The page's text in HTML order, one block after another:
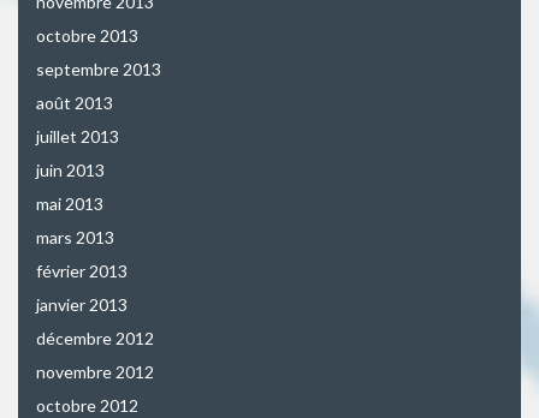
octobre 2013
septembre 2013
août 2013
juillet 2013
juin 2013
mai 2013
mars 2013
février 2013
janvier 2013
décembre 2012
novembre 2012
octobre 2012